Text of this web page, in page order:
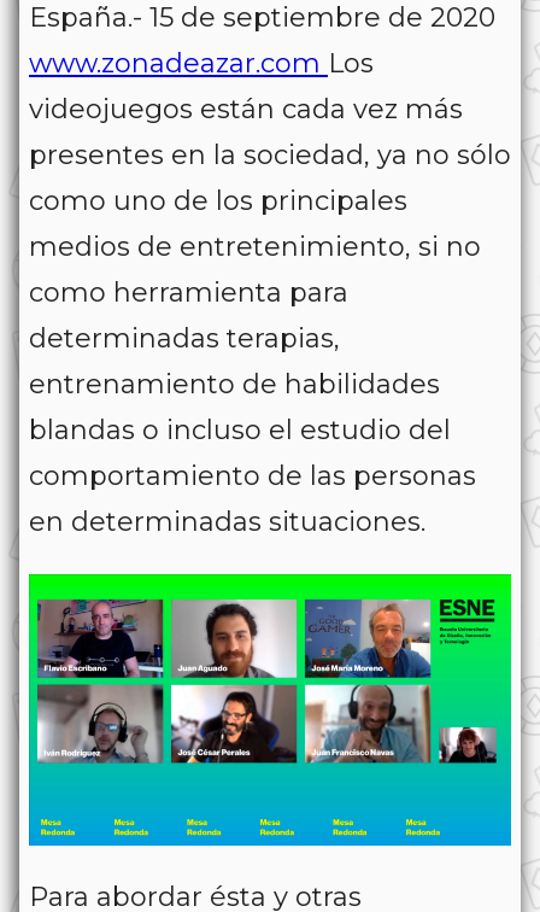
España.- 15 de septiembre de 2020
www.zonadeazar.com Los
videojuegos están cada vez más
presentes en la sociedad, ya no sólo
como uno de los principales
medios de entretenimiento, si no
como herramienta para
determinadas terapias,
entrenamiento de habilidades
blandas o incluso el estudio del
comportamiento de las personas
en determinadas situaciones.
Para abordar ésta y otras